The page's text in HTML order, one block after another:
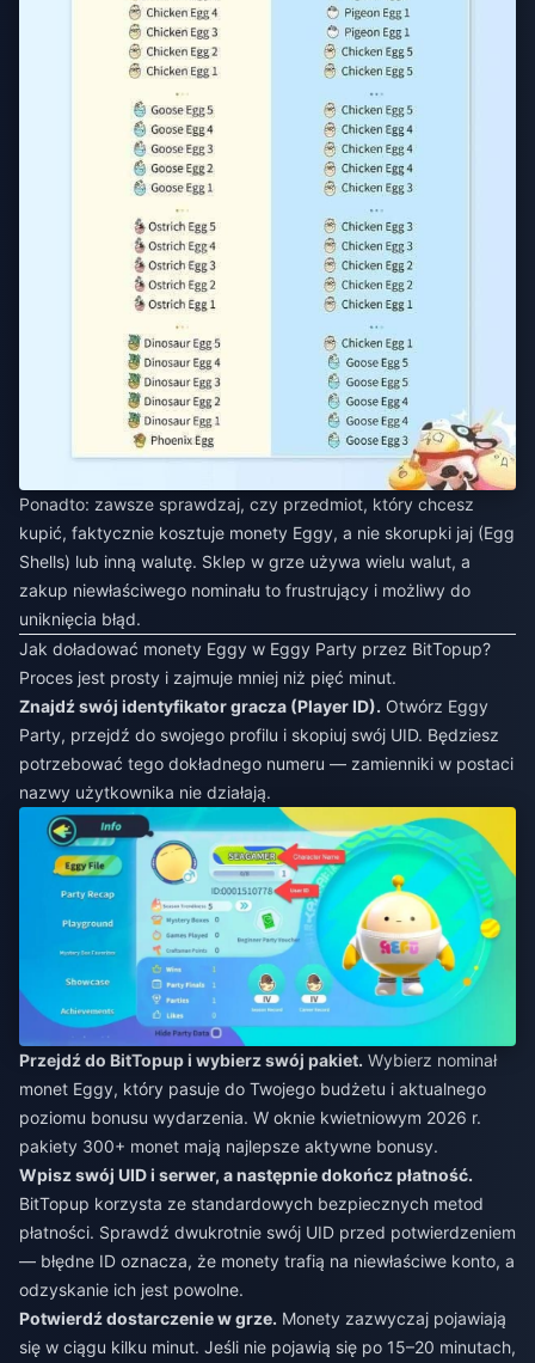
Ponadto: zawsze sprawdzaj, czy przedmiot, który chcesz
kupić, faktycznie kosztuje monety Eggy, a nie skorupki jaj (Egg
Shells) lub inną walutę. Sklep w grze używa wielu walut, a
zakup niewłaściwego nominału to frustrujący i możliwy do
uniknięcia błąd.
Jak doładować monety Eggy w Eggy Party przez BitTopup?
Proces jest prosty i zajmuje mniej niż pięć minut.
Znajdź swój identyfikator gracza (Player ID). Otwórz Eggy
Party, przejdź do swojego profilu i skopiuj swój UID. Będziesz
potrzebować tego dokładnego numeru — zamienniki w postaci
nazwy użytkownika nie działają.
Przejdź do BitTopup i wybierz swój pakiet. Wybierz nominał
monet Eggy, który pasuje do Twojego budżetu i aktualnego
poziomu bonusu wydarzenia. W oknie kwietniowym 2026 r.
pakiety 300+ monet mają najlepsze aktywne bonusy.
Wpisz swój UID i serwer, a następnie dokończ płatność.
BitTopup korzysta ze standardowych bezpiecznych metod
płatności. Sprawdź dwukrotnie swój UID przed potwierdzeniem
— błędne ID oznacza, że monety trafią na niewłaściwe konto, a
odzyskanie ich jest powolne.
Potwierdź dostarczenie w grze. Monety zazwyczaj pojawiają
się w ciągu kilku minut. Jeśli nie pojawią się po 15–20 minutach,